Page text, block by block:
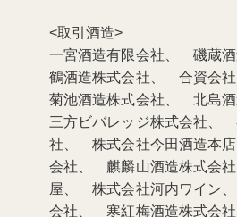
<取引酒造>
⼀宮酒造有限会社、 磯蔵
鶴酒造株式会社、 合資会
菊池酒造株式会社、 北島
三方ビバレッジ株式会社、
社、 株式会社今田酒造本
会社、 麒麟山酒造株式会
屋、 株式会社河内ワイン
会社、 寒紅梅酒造株式会